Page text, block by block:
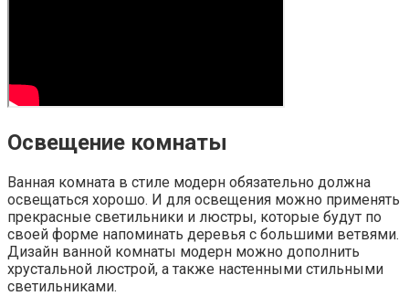
Освещение комнаты
Ванная комната в стиле модерн обязательно должна
освещаться хорошо. И для освещения можно применять
прекрасные светильники и люстры, которые будут по
своей форме напоминать деревья с большими ветвями.
Дизайн ванной комнаты модерн можно дополнить
хрустальной люстрой, а также настенными стильными
светильниками.